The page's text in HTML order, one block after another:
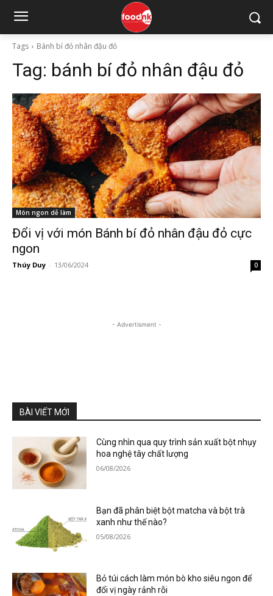
Tags Bánh bí đỏ nhân đậu đỏ
Tag: bánh bí đỏ nhân đậu đỏ
Món ngon dễ làm
Đổi vị với món Bánh bí đỏ nhân đậu đỏ cực
ngon
Thúy Duy - 13/06/2024 0
- Advertisment -
BÀI VIẾT MỚI
Cùng nhìn qua quy trình sản xuất bột nhụy
hoa nghệ tây chất lượng
06/08/2026
Bạn đã phân biệt bột matcha và bột trà
xanh như thế nào?
05/08/2026
Bỏ túi cách làm món bò kho siêu ngon để
đổi vị ngày rảnh rỗi